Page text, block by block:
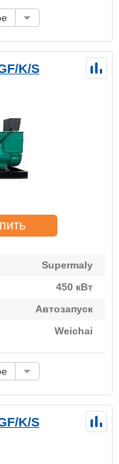
K/S
Supermaly
450 кВт
Автозапуск
Weichai
K/S